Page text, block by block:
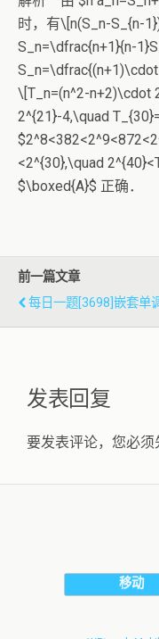
时，有\[n(S_n-S_{n-
S_n=\dfrac{n+1}{n-
\[T_n=(n^2-n+2)\cdot
2^{21}-4,\quad
$
<2^{30},\quad
$\boxed{A}$ 正确．
前一篇文章
每日一题[3698]嵌套单
发表回复
要发表评论，您必须
移动